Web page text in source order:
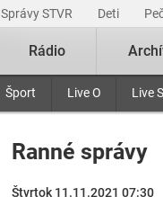
Správy STVR Deti
Šport Live O Live
Rádio
Ranné správy
Štvrtok 11.11.2021 07:30